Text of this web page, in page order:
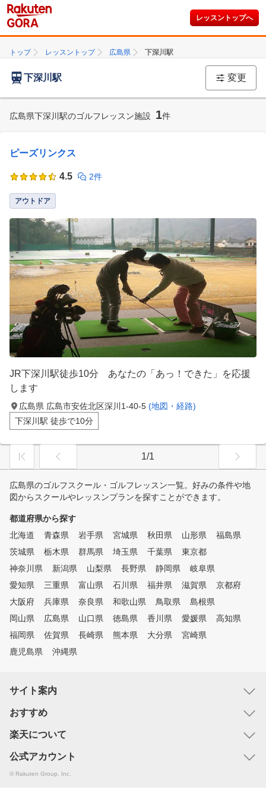
レッスントップへ
トップ レッスントップ 広島県 下深川駅
下深川駅 変更
広島県下深川駅のゴルフレッスン施設 1件
ピーズリンクス
4.5 2件
アウトドア
JR下深川駅徒歩10分 あなたの「あっ！できた」を応援
します
広島県 広島市安佐北区深川1-40-5 (地図・経路)
下深川駅 徒歩で10分
1/1
広島県のゴルフスクール・ゴルフレッスン一覧。好みの条件や地
図からスクールやレッスンプランを探すことができます。
都道府県から探す
北海道
青森県 岩手県 宮城県 秋田県 山形県
福島県
茨城県
栃木県 群馬県 埼玉県 千葉県
東京都
神奈川県
新潟県 山梨県 長野県 静岡県
岐阜県
愛知県
三重県 富山県 石川県 福井県 滋賀県
京都府
大阪府
兵庫県 奈良県 和歌山県 鳥取県
島根県
岡山県
広島県 山口県 徳島県 香川県 愛媛県
高知県
福岡県
佐賀県 長崎県 熊本県 大分県
宮崎県
鹿児島県
沖縄県
サイト案内
おすすめ
楽天について
公式アカウント
© Rakuten Group, Inc.